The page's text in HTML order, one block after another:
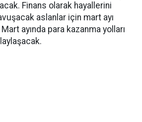
Finans olarak hayallerini
aslanlar için mart ayı
ayında para kazanma yolları